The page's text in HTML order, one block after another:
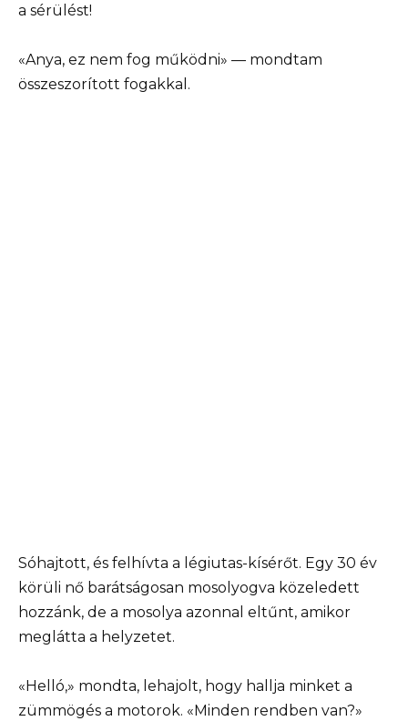
a sérülést!
«Anya, ez nem fog működni» — mondtam
összeszorított fogakkal.
Sóhajtott, és felhívta a légiutas-kísérőt. Egy 30 év
körüli nő barátságosan mosolyogva közeledett
hozzánk, de a mosolya azonnal eltűnt, amikor
meglátta a helyzetet.
«Helló,» mondta, lehajolt, hogy hallja minket a
zümmögés a motorok. «Minden rendben van?»